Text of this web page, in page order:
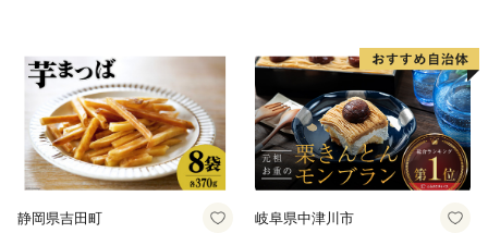
誕生日 カップ 詰め合わせ バ
ラエティ | バニラ チョコレー
ト ストロベリー ピスタチオ
バニラ＆クッキー ウベ 沖縄
紅イモ 塩ちんすこう 沖縄シ
ークヮーサー 沖縄黒糖 琉球
ロイヤルミルクティ 沖縄パ
イン
道産アイス 道産アイスクリ
ーム ギフト 詰合せ 詰め合わ
せ ふるさと納税 ）
静岡県吉田町 岐阜県中津川市